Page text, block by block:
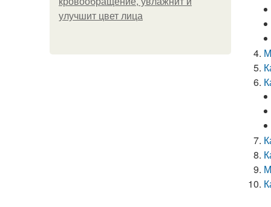
улучшит цвет лица